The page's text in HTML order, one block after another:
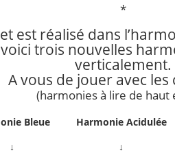
*
est réalisé dans
voici trois nouvelles
verticalement.
A vous de jouer avec les
(harmonies à lire de haut
Bleue
↓
Harmonie Acidulée
↓